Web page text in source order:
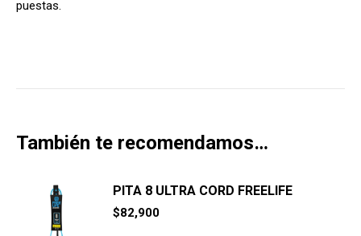
puestas.
También te recomendamos…
PITA 8 ULTRA CORD FREELIFE
$82,900